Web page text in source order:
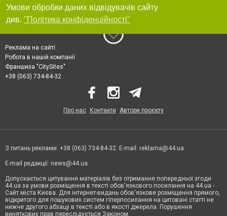
Умови обробки даних відвідувачів сайту
див. "Політика конфіденційності"
Реклама на сайті
Робота в нашій компанії
Франшиза "CitySites"
+38 (063) 734-84-32
Про нас Контакти Автори проєкту
З питань реклами: +38 (063) 734-84-32. E-mail: reklama@44.ua
E-mail редакції: news@44.ua
Допускається цитування матеріалів без отримання попередньої згоди
44.ua за умови розміщення в тексті обов'язкового посилання на 44.ua -
Сайт міста Києва. Для інтернет-видань обов'язкове розміщення прямого,
відкритого для пошукових систем гіперпосилання на цитовані статті не
нижче другого абзацу в тексті або в якості джерела. Порушення
виняткових прав переслідується Законом.